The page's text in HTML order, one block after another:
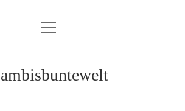
Über mich / Kontakt
Menü